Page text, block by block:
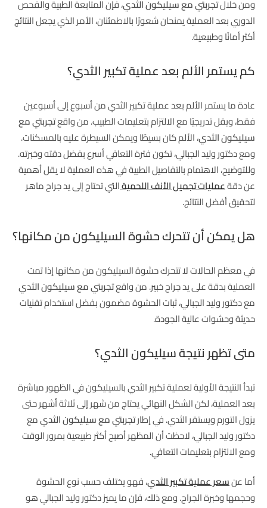
ومن خلالتجربتي مع سيليكون الثدي، فإن المتابعة الطبية والفحص
الدوري بعد العملية يمنحان شعورًا بالاطمئنان، الأمر الذي يجعل النتائج
أكثر أمانًا وطبيعية.
كم يستمر الألم بعد عملية تكبير الثدي؟
عادة ما يستمر الألم بعد عملية تكبير الثدي من أسبوع إلى أسبوعين
فقط، ويقل تدريجيًا مع الالتزام بتعليمات الطبيب. من واقعتجربتي مع
سيليكون الثدي، الألم كان بسيطًا ويمكن السيطرة عليه بالمسكنات.
ومع دكتور وليد الجبالي، تكون فترة التعافي أسرع بفضل دقته وخبرته.
وللتوضيح، الاهتمام بالتفاصيل الطبية في هذه العملية لا يقل أهمية
عن دقةعمليات تجميل الأنف اللحميةالتي تحتاج إلى يد جراح ماهر
لتحقيق أفضل النتائج.
هل يمكن أن تتحرك حشوة السيليكون من مكانها؟
في معظم الحالات لا تتحرك حشوة السيليكون من مكانها إذا تمت
العملية بدقة على يد جراح خبير. من واقعتجربتي مع سيليكون الثدي
مع دكتور وليد الجبالي، ثبات الحشوة مضمون بفضل استخدام تقنيات
حديثة وحشوات عالية الجودة.
متى تظهر نتيجة سيليكون الثدي؟
تبدأ النتيجة الأولية لعملية تكبير الثدي بالسيليكون في الظهور مباشرة
بعد العملية، لكن الشكل النهائي يحتاج من شهر إلى ثلاثة أشهر حتى
يزول التورم ويستقر الثدي. في إطارتجربتي مع سيليكون الثديمع
دكتور وليد الجبالي، لاحظت أن المظهر أصبح أكثر طبيعية بمرور الوقت
ومع الالتزام بتعليمات التعافي.
أما عنسعر عملية تكبير الثدي، فهو يختلف حسب نوع الحشوة
وحجمها وخبرة الجراح. ومع ذلك، فإن ما يميز دكتور وليد الجبالي هو